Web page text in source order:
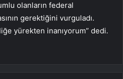
olanların federal
gerektiğini vurguladı.
yürekten inanıyorum” dedi.